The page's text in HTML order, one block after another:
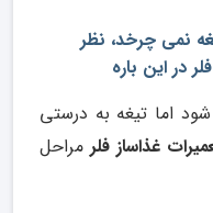
نمی چرخد، نظر
در این باره
اما تیغه به درستی
غذاساز فلر مراحل